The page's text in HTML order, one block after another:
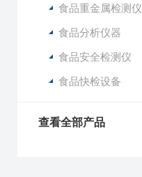
食品重金属检测仪
食品分析仪器
食品安全检测仪
食品快检设备
查看全部产品